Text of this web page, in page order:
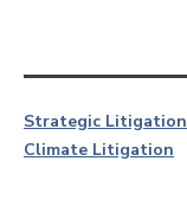
Strategic Litigation
Climate Litigation